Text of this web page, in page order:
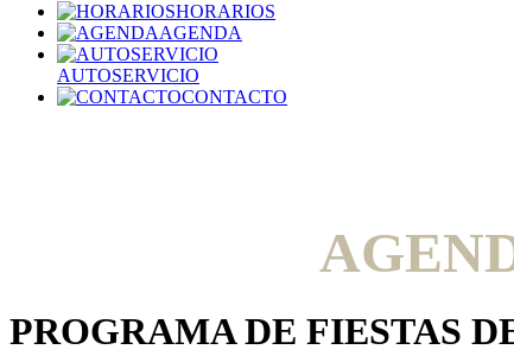
HORARIOS
AGENDA
AUTOSERVICIO
CONTACTO
PROGRAMA DE FIESTAS